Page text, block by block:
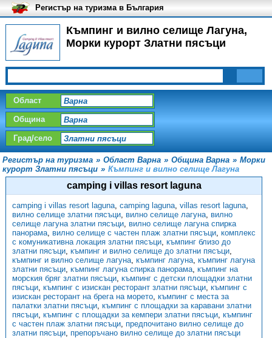
Къмпинг и вилно селище Лагуна,
Морки курорт Златни пясъци
Регистър на туризма в България
Област
Община
Град/село
Регистър на туризма » Област Варна » Община Варна » Морки
курорт Златни пясъци » Къмпинг и вилно селище Лагуна
camping i villas resort laguna
camping i villas resort laguna, camping laguna, villas resort laguna,
вилно селище златни пясъци, вилно селище лагуна, вилно
селище лагуна златни пясъци, вилно селище лагуна спирка
панорама, вилно селище с частен плаж златни пясъци, комплекс
с комуникативна локация златни пясъци, къмпинг близо до
златни пясъци, къмпинг и вилно селище до златни пясъци,
къмпинг и вилно селище лагуна, къмпинг лагуна, къмпинг лагуна
златни пясъци, къмпинг лагуна спирка панорама, къмпинг на
морския бряг златни пясъци, къмпинг с детски площадки златни
пясъци, къмпинг с изискан ресторант златни пясъци, къмпинг с
изискан ресторант на брега на морето, къмпинг с места за
палатки златни пясъци, къмпинг с площадки за каравани златни
пясъци, къмпинг с площадки за кемпери златни пясъци, къмпинг
с частен плаж златни пясъци, предпочитано вилно селище до
златни пясъци, препоръчано вилно селище до златни пясъци